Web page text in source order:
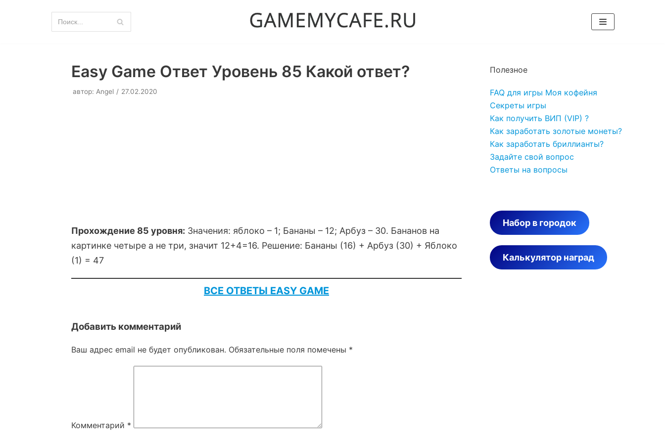
Easy Game Ответ Уровень 85 Какой ответ?
автор: Angel 27.02.2020
Прохождение 85 уровня: Значения: яблоко – 1; Бананы – 12; Арбуз – 30. Бананов на
картинке четыре а не три, значит 12+4=16. Решение: Бананы (16) + Арбуз (30) + Яблоко
(1) = 47
ВСЕ ОТВЕТЫ EASY GAME
Добавить комментарий
Ваш адрес email не будет опубликован. Обязательные поля помечены *
Комментарий *
Полезное
FAQ для игры Моя кофейня
Секреты игры
Как получить ВИП (VIP) ?
Как заработать золотые монеты?
Как заработать бриллианты?
Задайте свой вопрос
Ответы на вопросы
Набор в городок
Калькулятор наград